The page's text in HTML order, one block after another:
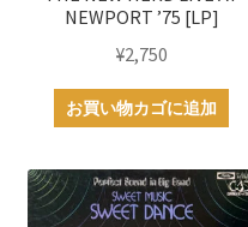
NEWPORT ’75 [LP]
¥2,750
お買い物カゴに追加